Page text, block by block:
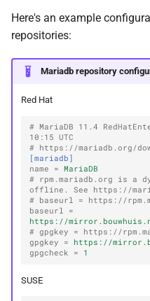
Here's an example
repositories:
Mariadb repository
Red Hat
# MariaDB 11.4
10:15 UTC
# https://mariadb.org/
[mariadb]
name
= MariaDB
# rpm.mariadb.org is a
offline. See https://
# baseurl = https://
baseurl
=
https://
# gpgkey = https://
gpgkey
=
https://
gpgcheck
= 1
SUSE